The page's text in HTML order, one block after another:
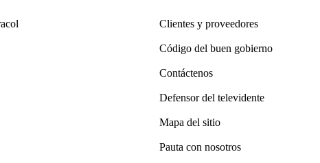
Clientes y proveedores
Código del buen gobierno
Contáctenos
Defensor del televidente
Mapa del sitio
Pauta con nosotros